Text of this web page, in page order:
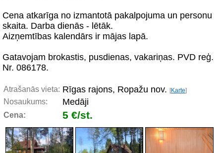
Cena atkarīga no izmantotā pakalpojuma un personu
skaita. Darba dienās - lētāk.
Aizņemtības kalendārs ir mājas lapā.
Gatavojam brokastis, pusdienas, vakariņas. PVD reģ.
Nr. 086178.
Atrašanās vieta: Rīgas rajons, Ropažu nov. [Karte]
Nosaukums: Medāji
Cena: 5 €/st.